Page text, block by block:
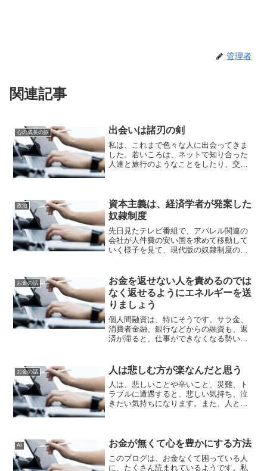
管理者
関連記事
心の成長の旅 出会いは諸刃の剣
私は、これまで色々な人に出会ってきま
した。若いころは、ネットで知り合った
人達と旅行のようなことをしたり、交流
も、これまで出会った人の中...
政治
資本主義は、経済学者が発案した
奴隷制度
先日見たテレビ番組で、アパレル関連の
会社が人件費の安い国を求めて移動して
いく様子を見て、現代版の奴隷制度のよ
から搾取していると思います。派遣会社
も、派遣しているスタッフ...
お金の話
お金を返せない人を責めるのでは
なく返せるようにエネルギーを送
りましょう
個人間融資は、特にそうです。サラ金、
消費者金融、銀行などからの融資も、返
済が滞ると、仕事ができなくなる勢い
中傷を行う人もいます。でも、ここで考
えて欲しいことがあります。...
お金の話 人は悲しむ方が楽なんだと思う
人は、悲しいことや辛いこと、災難、ト
ラブルに遭遇すると、悲しい気持ち、泣
きたい気持ちになります。また、人と会
路に落ちてしまい、最後に...
AI お金が無くて心を豊かにする方法
このブログは、お金なくて困っている人
に、たくさん読まれているようです。私